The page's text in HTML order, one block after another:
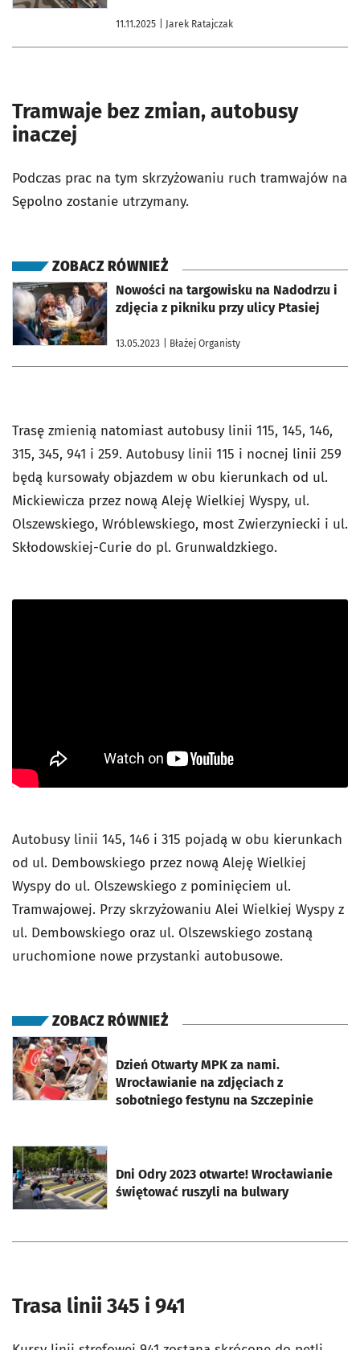
11.11.2025 | Jarek Ratajczak
Tramwaje bez zmian, autobusy
inaczej
Podczas prac na tym skrzyżowaniu ruch tramwajów na
Sępolno zostanie utrzymany.
ZOBACZ RÓWNIEŻ
Nowości na targowisku na Nadodrzu i
zdjęcia z pikniku przy ulicy Ptasiej
13.05.2023 | Błażej Organisty
otworzy się w nowej karcie
Trasę zmienią natomiast autobusy linii 115, 145, 146,
315, 345, 941 i 259. Autobusy linii 115 i nocnej linii 259
będą kursowały objazdem w obu kierunkach od ul.
Mickiewicza przez nową Aleję Wielkiej Wyspy, ul.
Olszewskiego, Wróblewskiego, most Zwierzyniecki i ul.
Skłodowskiej-Curie do pl. Grunwaldzkiego.
Autobusy linii 145, 146 i 315 pojadą w obu kierunkach
od ul. Dembowskiego przez nową Aleję Wielkiej
Wyspy do ul. Olszewskiego z pominięciem ul.
Tramwajowej. Przy skrzyżowaniu Alei Wielkiej Wyspy z
ul. Dembowskiego oraz ul. Olszewskiego zostaną
uruchomione nowe przystanki autobusowe.
ZOBACZ RÓWNIEŻ
Dzień Otwarty MPK za nami.
Wrocławianie na zdjęciach z
sobotniego festynu na Szczepinie
otworzy się w nowej karcie
Dni Odry 2023 otwarte! Wrocławianie
świętować ruszyli na bulwary
otworzy się w nowej karcie
Trasa linii 345 i 941